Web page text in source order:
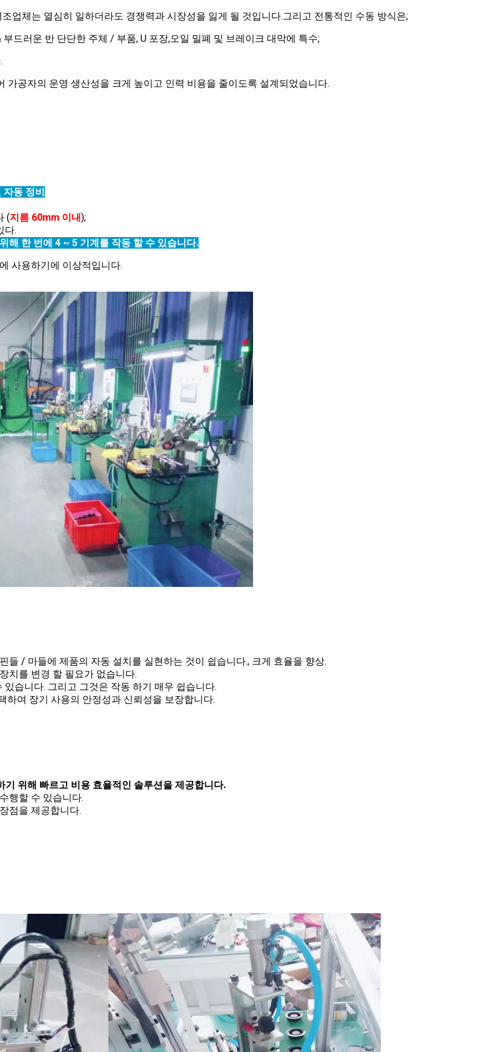
업체는 열심히 일하더라도 경쟁력과 시장성을 잃게 될 것입니다.그리고 전통적인 수동 방식은;
드러운 반 단단한 주체 / 부품, U 포장,오일 밀폐 및 브레이크 대막에 특수;
공자의 운영 생산성을 크게 높이고 인력 비용을 줄이도록 설계되었습니다.
자동 정비
(지름 60mm 이내);
다.
해 한 번에 4 ~ 5 기계를 작동 할 수 있습니다.
사용하기에 이상적입니다.
들 / 마들에 제품의 자동 설치를 실현하는 것이 쉽습니다., 크게 효율을 향상.
치를 변경 할 필요가 없습니다.
습니다. 그리고 그것은 작동 하기 매우 쉽습니다.
하여 장기 사용의 안정성과 신뢰성을 보장합니다.
위해 빠르고 비용 효율적인 솔루션을 제공합니다.
행할 수 있습니다.
점을 제공합니다.